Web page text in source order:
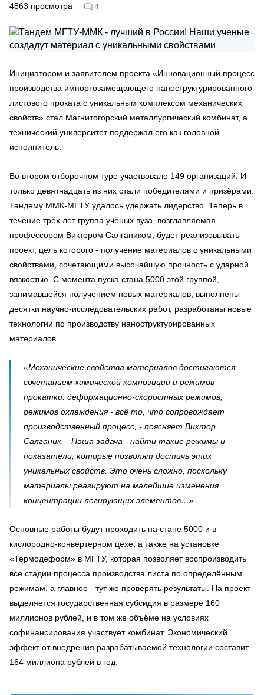
4863 просмотра 4
Инициатором и заявителем проекта «Инновационный процесс
производства импортозамещающего наноструктурированного
листового проката с уникальным комплексом механических
свойств» стал Магнитогорский металлургический комбинат, а
технический университет поддержал его как головной
исполнитель.
Во втором отборочном туре участвовало 149 организаций. И
только девятнадцать из них стали победителями и призёрами.
Тандему ММК-МГТУ удалось удержать лидерство. Теперь в
течение трёх лет группа учёных вуза, возглавляемая
профессором Виктором Салгаником, будет реализовывать
проект, цель которого - получение материалов с уникальными
свойствами, сочетающими высочайшую прочность с ударной
вязкостью. С момента пуска стана 5000 этой группой,
занимавшейся получением новых материалов, выполнены
десятки научно-исследовательских работ, разработаны новые
технологии по производству наноструктурированных
материалов.
«Механические свойства материалов достигаются
сочетанием химической композиции и режимов
прокатки: деформационно-скоростных режимов,
режимов охлаждения - всё то, что сопровождает
производственный процесс, - поясняет Виктор
Салганик. - Наша задача - найти такие режимы и
показатели, которые позволят достичь этих
уникальных свойств. Это очень сложно, поскольку
материалы реагируют на малейшие изменения
концентрации легирующих элементов…»
Основные работы будут проходить на стане 5000 и в
кислородно-конвертерном цехе, а также на установке
«Термодеформ» в МГТУ, которая позволяет воспроизводить
все стадии процесса производства листа по определённым
режимам, а главное - тут же проверять результаты. На проект
выделяется государственная субсидия в размере 160
миллионов рублей, и в том же объёме на условиях
софинансирования участвует комбинат. Экономический
эффект от внедрения разрабатываемой технологии составит
164 миллиона рублей в год.